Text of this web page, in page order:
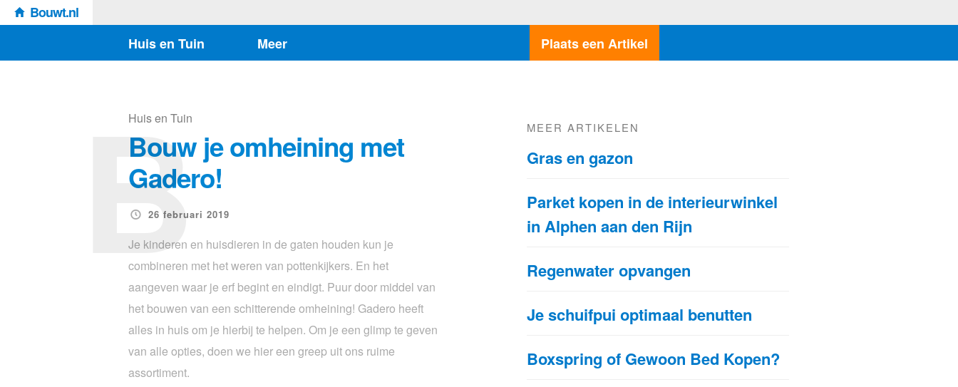
Bouwt.nl
Huis en Tuin
Meer Plaats een Artikel
Huis en Tuin
Bouw je omheining met
Gadero!
26 februari 2019
B
Je kinderen en huisdieren in de gaten houden kun je
combineren met het weren van pottenkijkers. En het
aangeven waar je erf begint en eindigt. Puur door middel van
het bouwen van een schitterende omheining! Gadero heeft
alles in huis om je hierbij te helpen. Om je een glimp te geven
van alle opties, doen we hier een greep uit ons ruime
assortiment.
MEER ARTIKELEN
Gras en gazon
Parket kopen in de interieurwinkel
in Alphen aan den Rijn
Regenwater opvangen
Je schuifpui optimaal benutten
Boxspring of Gewoon Bed Kopen?